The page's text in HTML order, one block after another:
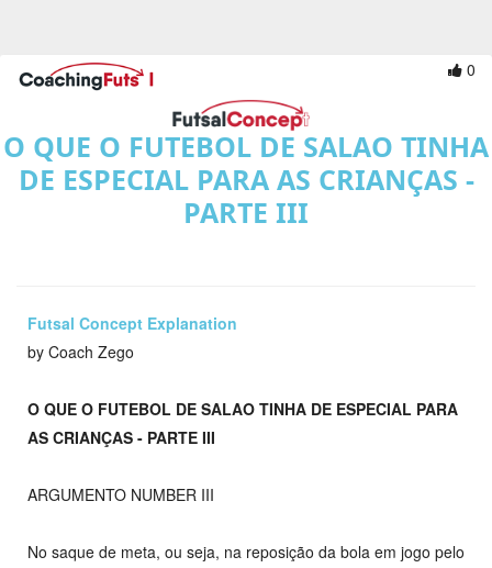
0
O QUE O FUTEBOL DE SALAO TINHA
DE ESPECIAL PARA AS CRIANÇAS -
PARTE III
Futsal Concept Explanation
by Coach Zego
O QUE O FUTEBOL DE SALAO TINHA DE ESPECIAL PARA
AS CRIANÇAS - PARTE III
ARGUMENTO NUMBER III
No saque de meta, ou seja, na reposição da bola em jogo pelo